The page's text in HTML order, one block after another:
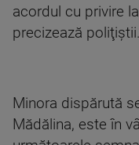
acordul cu privire
precizează poliţiştii.
Minora dispărută
Mădălina, este în